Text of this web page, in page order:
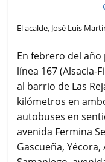
El acalde, José Luis
En febrero del año
línea 167 (Alsacia-
al barrio de Las
kilómetros en
autobuses en
avenida Fermina
Gascueña,